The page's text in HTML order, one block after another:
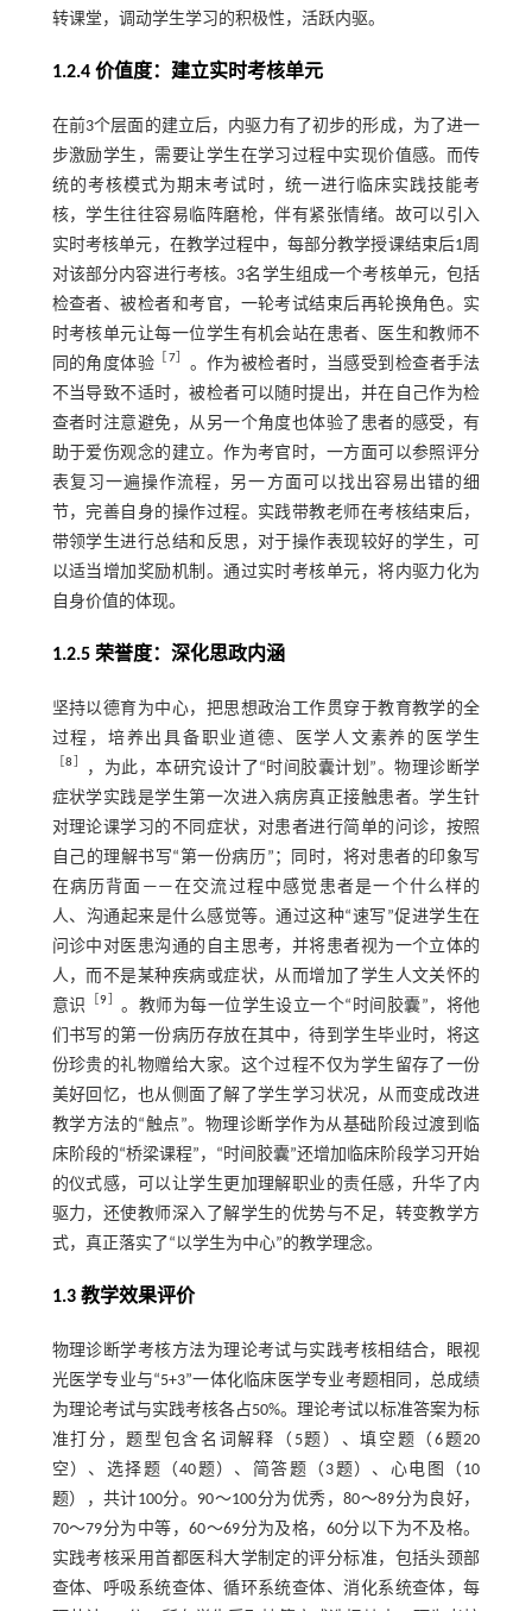
转课堂，调动学生学习的积极性，活跃内驱。
1.2.4 价值度：建立实时考核单元
在前3个层面的建立后，内驱力有了初步的形成，为了进一
步激励学生，需要让学生在学习过程中实现价值感。而传
统的考核模式为期末考试时，统一进行临床实践技能考
核，学生往往容易临阵磨枪，伴有紧张情绪。故可以引入
实时考核单元，在教学过程中，每部分教学授课结束后1周
对该部分内容进行考核。3名学生组成一个考核单元，包括
检查者、被检者和考官，一轮考试结束后再轮换角色。实
时考核单元让每一位学生有机会站在患者、医生和教师不
同的角度体验 ［ 7］ 。作为被检者时，当感受到检查者手法
不当导致不适时，被检者可以随时提出，并在自己作为检
查者时注意避免，从另一个角度也体验了患者的感受，有
助于爱伤观念的建立。作为考官时，一方面可以参照评分
表复习一遍操作流程，另一方面可以找出容易出错的细
节，完善自身的操作过程。实践带教老师在考核结束后，
带领学生进行总结和反思，对于操作表现较好的学生，可
以适当增加奖励机制。通过实时考核单元，将内驱力化为
自身价值的体现。
1.2.5 荣誉度：深化思政内涵
坚持以德育为中心，把思想政治工作贯穿于教育教学的全
过程，培养出具备职业道德、医学人文素养的医学生
［8］
，为此，本研究设计了“时间胶囊计划”。物理诊断学
症状学实践是学生第一次进入病房真正接触患者。学生针
对理论课学习的不同症状，对患者进行简单的问诊，按照
自己的理解书写“第一份病历”；同时，将对患者的印象写
在病历背面——在交流过程中感觉患者是一个什么样的
人、沟通起来是什么感觉等。通过这种“速写”促进学生在
问诊中对医患沟通的自主思考，并将患者视为一个立体的
人，而不是某种疾病或症状，从而增加了学生人文关怀的
意识
［9］ 。教师为每一位学生设立一个“时间胶囊”，将他
们书写的第一份病历存放在其中，待到学生毕业时，将这
份珍贵的礼物赠给大家。这个过程不仅为学生留存了一份
美好回忆，也从侧面了解了学生学习状况，从而变成改进
教学方法的“触点”。物理诊断学作为从基础阶段过渡到临
床阶段的“桥梁课程”，“时间胶囊”还增加临床阶段学习开始
的仪式感，可以让学生更加理解职业的责任感，升华了内
驱力，还使教师深入了解学生的优势与不足，转变教学方
式，真正落实了“以学生为中心”的教学理念。
1.3 教学效果评价
物理诊断学考核方法为理论考试与实践考核相结合，眼视
光医学专业与“5+3”一体化临床医学专业考题相同，总成绩
为理论考试与实践考核各占50%。理论考试以标准答案为标
准打分，题型包含名词解释（5题）、填空题（6题20
空）、选择题（40题）、简答题（3题）、心电图（10
题），共计100分。90～100分为优秀，80～89分为良好，
70～79分为中等，60～69分为及格，60分以下为不及格。
实践考核采用首都医科大学制定的评分标准，包括头颈部
查体、呼吸系统查体、循环系统查体、消化系统查体，每